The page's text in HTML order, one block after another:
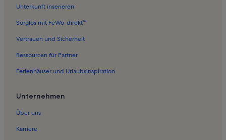
Ferienwohnungen in Binz
Ferienunterkünfte nahe Ostseebad Binz Station
Ferienwohnungen in Strand von Prora
Unterkunft inserieren
Sorglos mit FeWo-direkt™
Vertrauen und Sicherheit
Ressourcen für Partner
Ferienhäuser und Urlaubsinspiration
Unternehmen
Über uns
Karriere